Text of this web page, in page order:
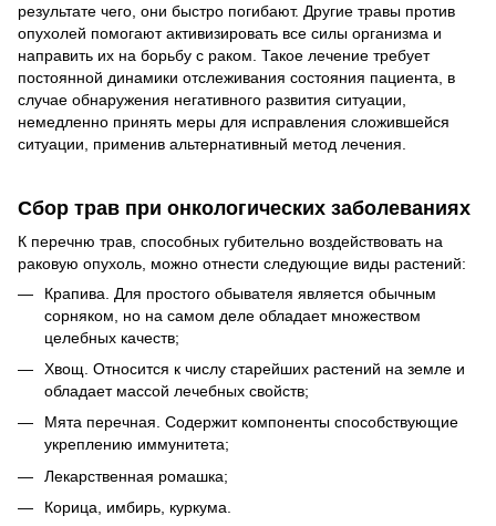
результате чего, они быстро погибают. Другие травы против
опухолей помогают активизировать все силы организма и
направить их на борьбу с раком. Такое лечение требует
постоянной динамики отслеживания состояния пациента, в
случае обнаружения негативного развития ситуации,
немедленно принять меры для исправления сложившейся
ситуации, применив альтернативный метод лечения.
Сбор трав при онкологических заболеваниях
К перечню трав, способных губительно воздействовать на
раковую опухоль, можно отнести следующие виды растений:
Крапива. Для простого обывателя является обычным
сорняком, но на самом деле обладает множеством
целебных качеств;
Хвощ. Относится к числу старейших растений на земле и
обладает массой лечебных свойств;
Мята перечная. Содержит компоненты способствующие
укреплению иммунитета;
Лекарственная ромашка;
Корица, имбирь, куркума.